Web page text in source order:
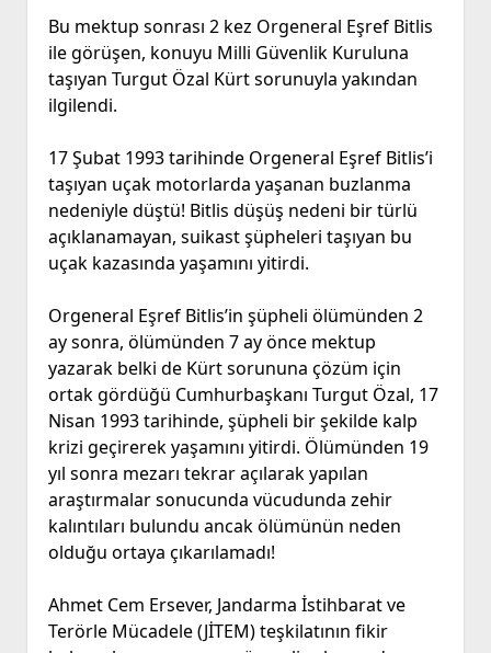
Bu mektup sonrası 2 kez Orgeneral Eşref Bitlis
ile görüşen, konuyu Milli Güvenlik Kuruluna
taşıyan Turgut Özal Kürt sorunuyla yakından
ilgilendi.
17 Şubat 1993 tarihinde Orgeneral Eşref Bitlis’i
taşıyan uçak motorlarda yaşanan buzlanma
nedeniyle düştü! Bitlis düşüş nedeni bir türlü
açıklanamayan, suikast şüpheleri taşıyan bu
uçak kazasında yaşamını yitirdi.
Orgeneral Eşref Bitlis’in şüpheli ölümünden 2
ay sonra, ölümünden 7 ay önce mektup
yazarak belki de Kürt sorununa çözüm için
ortak gördüğü Cumhurbaşkanı Turgut Özal, 17
Nisan 1993 tarihinde, şüpheli bir şekilde kalp
krizi geçirerek yaşamını yitirdi. Ölümünden 19
yıl sonra mezarı tekrar açılarak yapılan
araştırmalar sonucunda vücudunda zehir
kalıntıları bulundu ancak ölümünün neden
olduğu ortaya çıkarılamadı!
Ahmet Cem Ersever, Jandarma İstihbarat ve
Terörle Mücadele (JİTEM) teşkilatının fikir